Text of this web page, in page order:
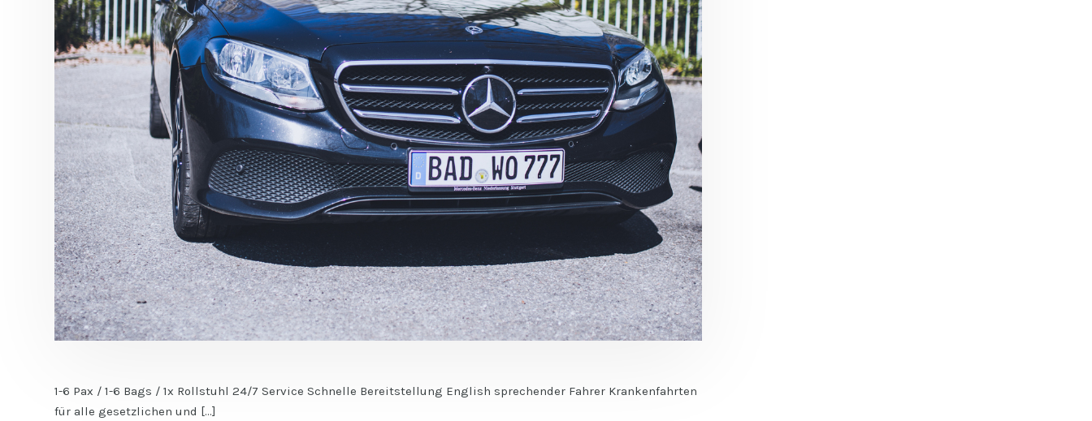
1-6 Pax / 1-6 Bags / 1x Rollstuhl 24/7 Service Schnelle Bereitstellung English sprechender Fahrer Krankenfahrten
für alle gesetzlichen und […]